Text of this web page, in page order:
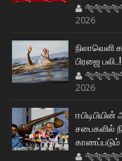
2026
நிலாவெளி
பிரஜை பலி..!
2026
சபைகளில்